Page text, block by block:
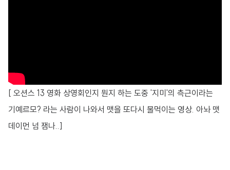
[ 오션스 13 영화 상영회인지 뭔지 하는 도중 '지미'의 측근이라는
기예르모? 라는 사람이 나와서 맷을 또다시 물먹이는 영상. 아놔 맷
데이먼 넘 잼나..]